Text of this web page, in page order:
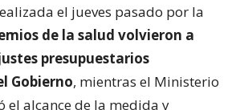
el jueves pasado por la
de la salud volvieron a
presupuestarios
Gobierno, mientras el Ministerio
el alcance de la medida y